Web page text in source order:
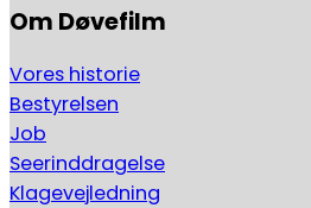
Om Døvefilm
Vores historie
Bestyrelsen
Job
Seerinddragelse
Klagevejledning